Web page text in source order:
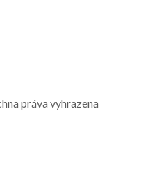
práva vyhrazena